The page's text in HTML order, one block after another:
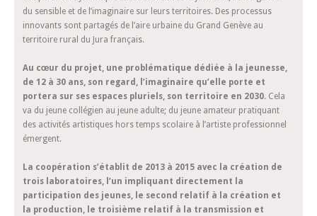
du sensible et de l’imaginaire sur leurs territoires. Des processus
innovants sont partagés de l’aire urbaine du Grand Genève au
territoire rural du Jura français.
Au cœur du projet, une problématique dédiée à la jeunesse,
de 12 à 30 ans, son regard, l’imaginaire qu’elle porte et
portera sur ses espaces pluriels, son territoire en 2030. Cela
va du jeune collégien au jeune adulte; du jeune amateur pratiquant
des activités artistiques hors temps scolaire à l’artiste professionnel
émergent.
La coopération s’établit de 2013 à 2015 avec la création de
trois laboratoires, l’un impliquant directement la
participation des jeunes, le second relatif à la création et
la production, le troisième relatif à la transmission et